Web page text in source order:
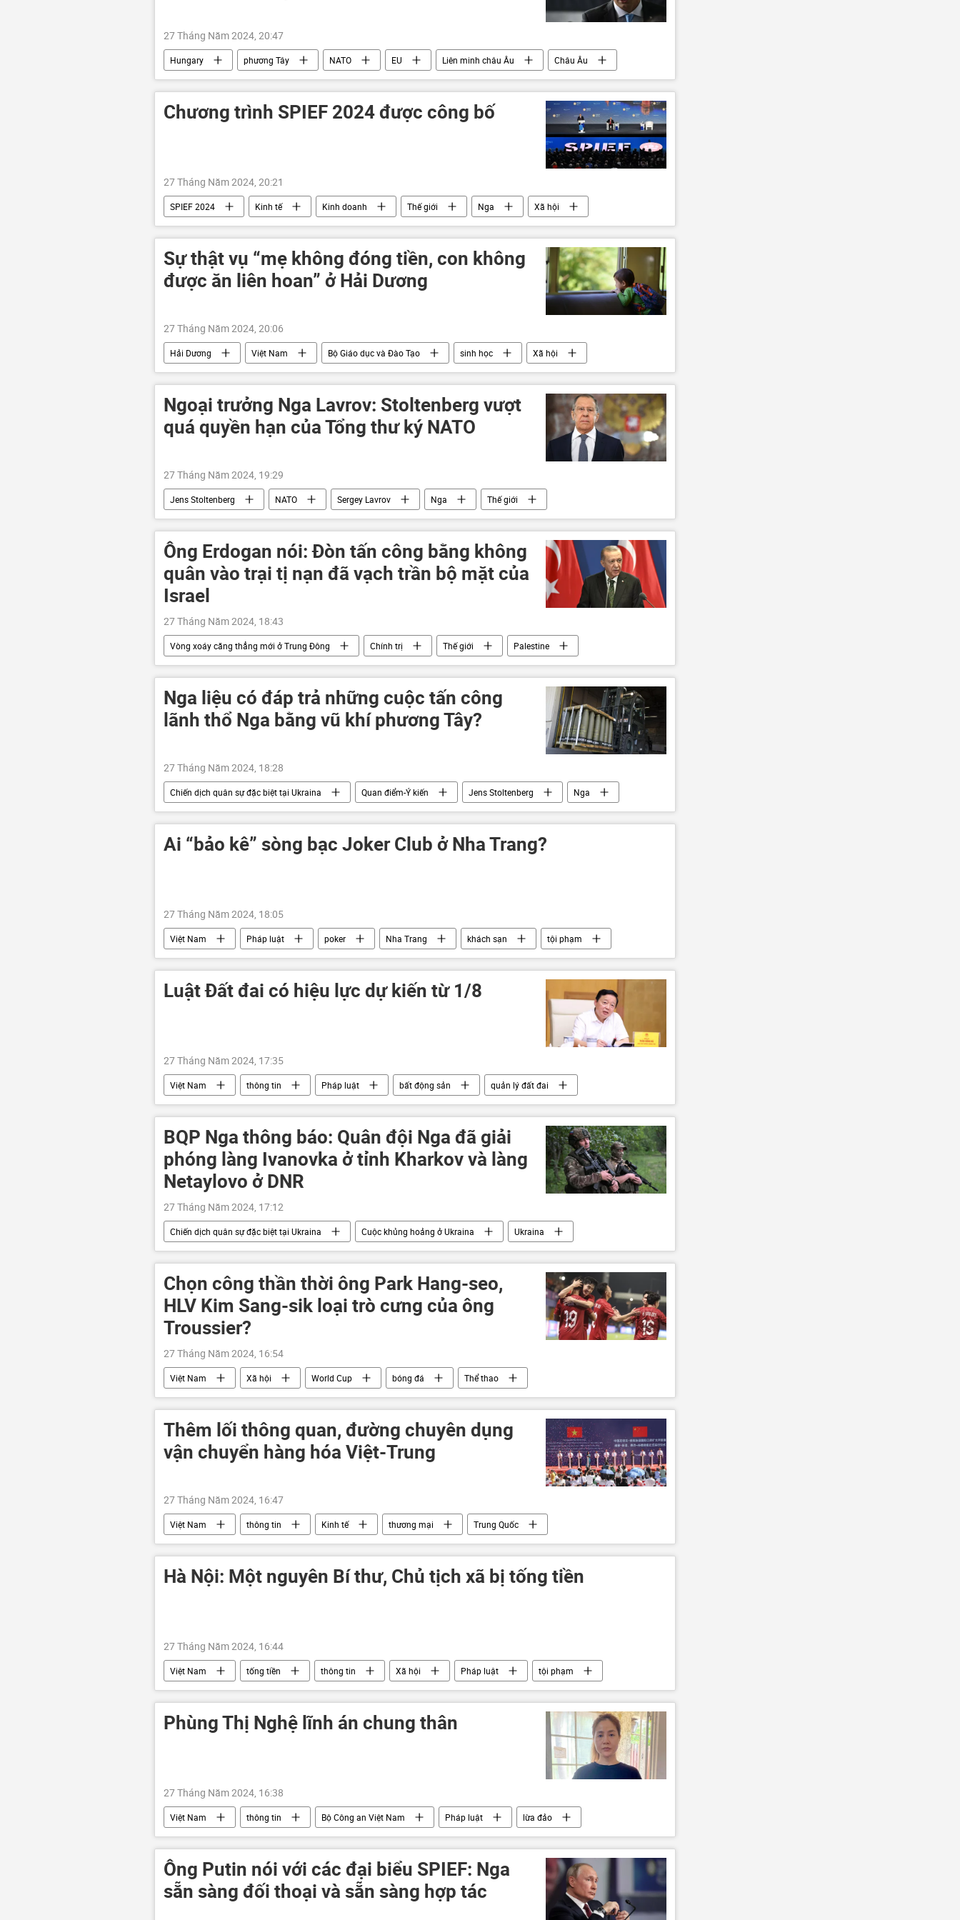
27 Tháng Năm 2024, 20:47
Hungary phương Tây NATO EU Liên minh châu Âu
Châu Âu
Cuộc khủng hoảng ở Ukraina
Ukraina
Chương trình SPIEF 2024 được công bố
27 Tháng Năm 2024, 20:21
SPIEF 2024 Kinh tế Kinh doanh Thế giới Nga Xã hội
Sự thật vụ “mẹ không đóng tiền, con không
được ăn liên hoan” ở Hải Dương
27 Tháng Năm 2024, 20:06
Hải Dương Việt Nam Bộ Giáo dục và Đào Tạo sinh học
Xã hội
học sinh
Ngoại trưởng Nga Lavrov: Stoltenberg vượt
quá quyền hạn của Tổng thư ký NATO
27 Tháng Năm 2024, 19:29
Jens Stoltenberg NATO Sergey Lavrov Nga
Thế giới
phương Tây
Chính trị Cuộc khủng hoảng ở Ukraina
Ông Erdogan nói: Đòn tấn công bằng không
quân vào trại tị nạn đã vạch trần bộ mặt của
Israel
27 Tháng Năm 2024, 18:43
Vòng xoáy căng thẳng mới ở Trung Đông Chính trị Thế giới
Palestine
Gaza
Tayyip Erdogan Thổ Nhĩ Kỳ Israel HAMAS khủng bố
Nga liệu có đáp trả những cuộc tấn công
lãnh thổ Nga bằng vũ khí phương Tây?
27 Tháng Năm 2024, 18:28
Chiến dịch quân sự đặc biệt tại Ukraina Quan điểm-Ý kiến Jens Stoltenberg
Nga
DNR
LNR Donbass phương Tây NATO Thế giới
Ai “bảo kê” sòng bạc Joker Club ở Nha Trang?
27 Tháng Năm 2024, 18:05
Việt Nam Pháp luật poker Nha Trang khách sạn tội phạm
Luật Đất đai có hiệu lực dự kiến từ 1/8
27 Tháng Năm 2024, 17:35
Việt Nam thông tin Pháp luật bất động sản
quản lý đất đai
quản lý thị trường
Chính phủ
BQP Nga thông báo: Quân đội Nga đã giải
phóng làng Ivanovka ở tỉnh Kharkov và làng
Netaylovo ở DNR
27 Tháng Năm 2024, 17:12
Chiến dịch quân sự đặc biệt tại Ukraina Cuộc khủng hoảng ở Ukraina
Ukraina
Nga
Bộ Quốc phòng Nga DNR
LNR
Sáp nhập DNR, LNR, Zaporozhye và Kherson vào Nga
Kherson
Artemovsk (Bakhmut)
Quân đội Nga
Chọn công thần thời ông Park Hang-seo,
HLV Kim Sang-sik loại trò cưng của ông
Troussier?
27 Tháng Năm 2024, 16:54
Việt Nam Xã hội World Cup bóng đá
Thể thao
Tuyển bóng đá Việt Nam
Thêm lối thông quan, đường chuyên dụng
vận chuyển hàng hóa Việt-Trung
27 Tháng Năm 2024, 16:47
Việt Nam thông tin Kinh tế thương mại
Trung Quốc
Hải Quan cửa khẩu
Hà Nội: Một nguyên Bí thư, Chủ tịch xã bị tống tiền
27 Tháng Năm 2024, 16:44
Việt Nam tống tiền thông tin Xã hội Pháp luật
tội phạm
cán bộ
quản lý cán bộ sai phạm
Phùng Thị Nghệ lĩnh án chung thân
27 Tháng Năm 2024, 16:38
Việt Nam thông tin Bộ Công an Việt Nam Pháp luật
lừa đảo
chiếm đoạt
tài sản
Ông Putin nói với các đại biểu SPIEF: Nga
sẵn sàng đối thoại và sẵn sàng hợp tác